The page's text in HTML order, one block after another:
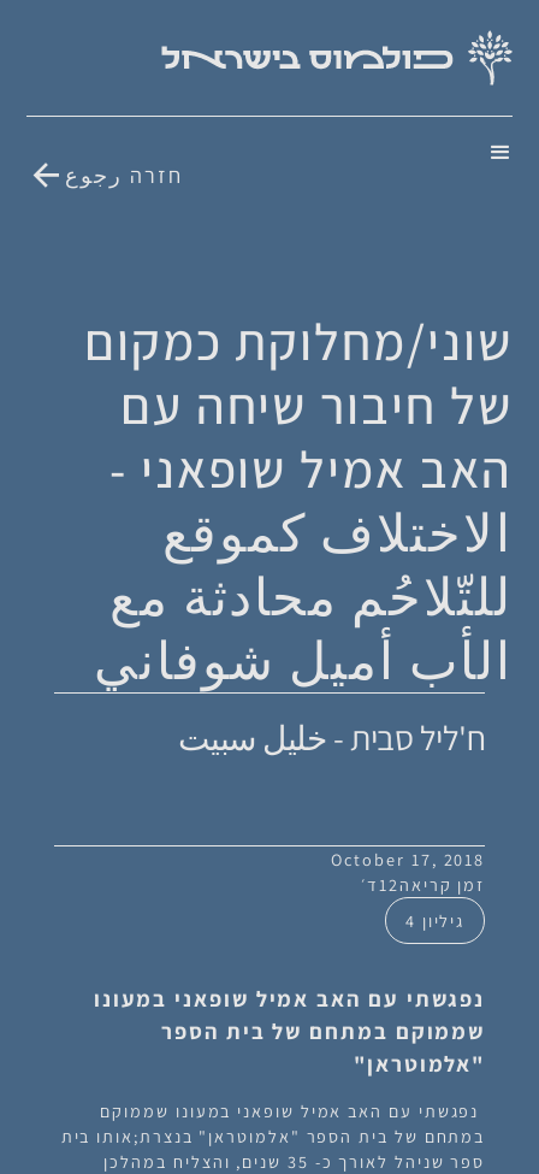
חזרה رجوع
שוני/מחלוקת כמקום
של חיבור שיחה עם
האב אמיל שופאני -
الاختلاف كموقع
للتّلاحُم محادثة مع
الأب أميل شوفاني
ח'ליל סבית - خليل سبيت
October 17, 2018
זמן קריאה12ד׳
גיליון 4
נפגשתי עם האב אמיל שופאני במעונו
שממוקם במתחם של בית הספר
"אלמוטראן"
נפגשתי עם האב אמיל שופאני במעונו שממוקם
במתחם של בית הספר "אלמוטראן" בנצרת;אותו בית
ספר שניהל לאורך כ- 35 שנים, והצליח במהלכן